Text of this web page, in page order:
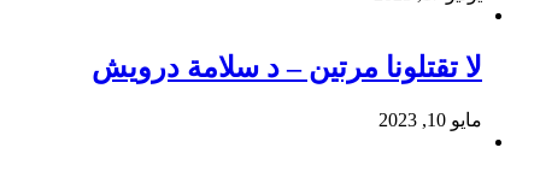
لا تقتلونا مرتين – د سلامة درويش
مايو 10, 2023